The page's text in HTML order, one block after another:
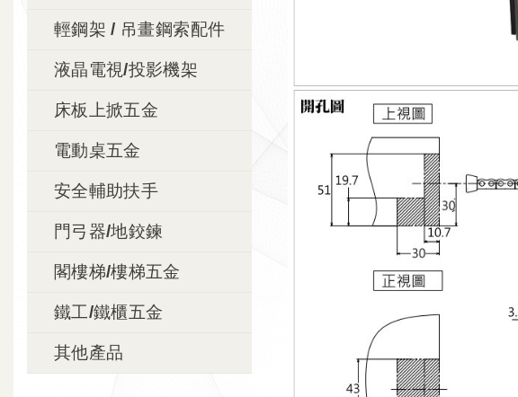
輕鋼架 / 吊畫鋼索配件
液晶電視/投影機架
床板上掀五金
電動桌五金
安全輔助扶手
門弓器/地鉸鍊
閣樓梯/樓梯五金
鐵工/鐵櫃五金
其他產品